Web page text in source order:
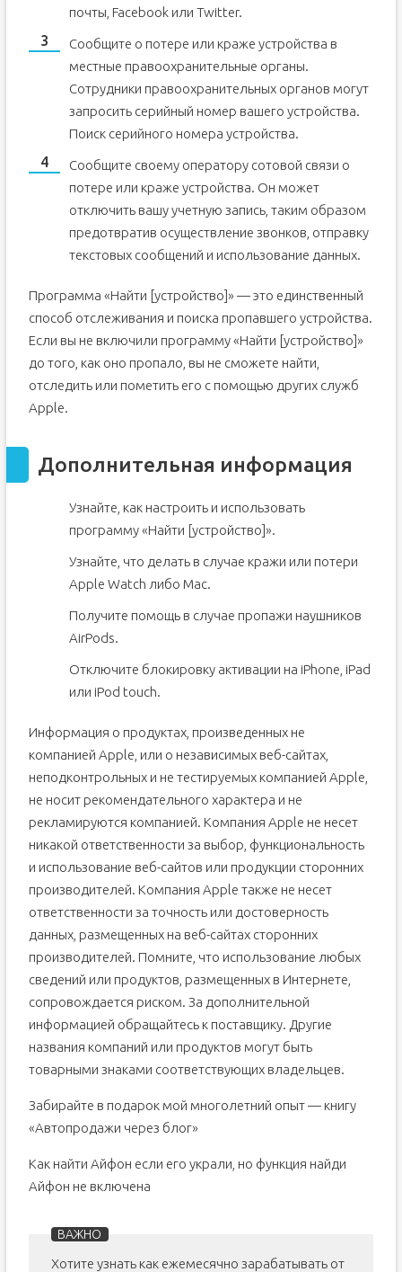
почты, Facebook или Twitter.
Сообщите о потере или краже устройства в
местные правоохранительные органы.
Сотрудники правоохранительных органов могут
запросить серийный номер вашего устройства.
Поиск серийного номера устройства.
Сообщите своему оператору сотовой связи о
потере или краже устройства. Он может
отключить вашу учетную запись, таким образом
предотвратив осуществление звонков, отправку
текстовых сообщений и использование данных.
Программа «Найти [устройство]» — это единственный
способ отслеживания и поиска пропавшего устройства.
Если вы не включили программу «Найти [устройство]»
до того, как оно пропало, вы не сможете найти,
отследить или пометить его с помощью других служб
Apple.
Дополнительная информация
Узнайте, как настроить и использовать
программу «Найти [устройство]».
Узнайте, что делать в случае кражи или потери
Apple Watch либо Mac.
Получите помощь в случае пропажи наушников
AirPods.
Отключите блокировку активации на iPhone, iPad
или iPod touch.
Информация о продуктах, произведенных не
компанией Apple, или о независимых веб-сайтах,
неподконтрольных и не тестируемых компанией Apple,
не носит рекомендательного характера и не
рекламируются компанией. Компания Apple не несет
никакой ответственности за выбор, функциональность
и использование веб-сайтов или продукции сторонних
производителей. Компания Apple также не несет
ответственности за точность или достоверность
данных, размещенных на веб-сайтах сторонних
производителей. Помните, что использование любых
сведений или продуктов, размещенных в Интернете,
сопровождается риском. За дополнительной
информацией обращайтесь к поставщику. Другие
названия компаний или продуктов могут быть
товарными знаками соответствующих владельцев.
Забирайте в подарок мой многолетний опыт — книгу
«Автопродажи через блог»
Как найти Айфон если его украли, но функция найди
Айфон не включена
Хотите узнать как ежемесячно зарабатывать от